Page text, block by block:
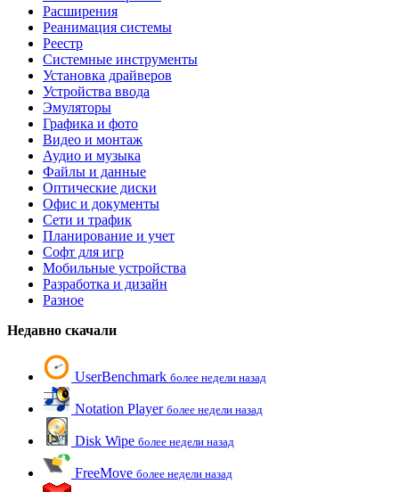
Расширения
Реанимация системы
Реестр
Системные инструменты
Установка драйверов
Устройства ввода
Эмуляторы
Графика и фото
Видео и монтаж
Аудио и музыка
Файлы и данные
Оптические диски
Офис и документы
Сети и трафик
Планирование и учет
Софт для игр
Мобильные устройства
Разработка и дизайн
Разное
Недавно скачали
UserBenchmark более недели назад
Notation Player более недели назад
Disk Wipe более недели назад
FreeMove более недели назад